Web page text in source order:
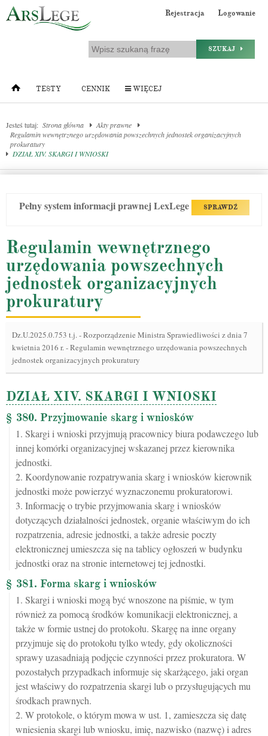
Rejestracja Logowanie
SZUKAJ
TESTY CENNIK WIĘCEJ
Jesteś tutaj: Strona główna
Akty prawne
Regulamin wewnętrznego urzędowania powszechnych jednostek organizacyjnych
prokuratury
DZIAŁ XIV. SKARGI I WNIOSKI
Pełny system informacji prawnej LexLege SPRAWDŹ
Regulamin wewnętrznego
urzędowania powszechnych
jednostek organizacyjnych
prokuratury
Dz.U.2025.0.753 t.j.-Rozporządzenie Ministra Sprawiedliwości z dnia 7
kwietnia 2016 r. - Regulamin wewnętrznego urzędowania powszechnych
jednostek organizacyjnych prokuratury
DZIAŁ XIV. SKARGI I WNIOSKI
§ 380. Przyjmowanie skarg i wniosków
1. Skargi i wnioski przyjmują pracownicy biura podawczego lub
innej komórki organizacyjnej wskazanej przez kierownika
jednostki.
2. Koordynowanie rozpatrywania skarg i wniosków kierownik
jednostki może powierzyć wyznaczonemu prokuratorowi.
3. Informację o trybie przyjmowania skarg i wniosków
dotyczących działalności jednostek, organie właściwym do ich
rozpatrzenia, adresie jednostki, a także adresie poczty
elektronicznej umieszcza się na tablicy ogłoszeń w budynku
jednostki oraz na stronie internetowej tej jednostki.
§ 381. Forma skarg i wniosków
1. Skargi i wnioski mogą być wnoszone na piśmie, w tym
również za pomocą środków komunikacji elektronicznej, a
także w formie ustnej do protokołu. Skargę na inne organy
przyjmuje się do protokołu tylko wtedy, gdy okoliczności
sprawy uzasadniają podjęcie czynności przez prokuratora. W
pozostałych przypadkach informuje się skarżącego, jaki organ
jest właściwy do rozpatrzenia skargi lub o przysługujących mu
środkach prawnych.
2. W protokole, o którym mowa w ust. 1, zamieszcza się datę
wniesienia skargi lub wniosku, imię, nazwisko (nazwę) i adres